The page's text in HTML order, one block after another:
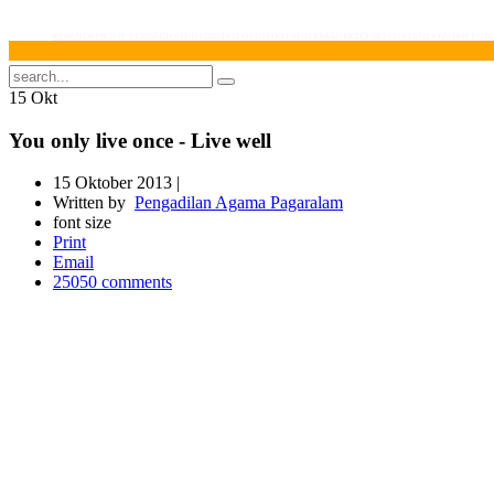
15 Okt
You only live once - Live well
15 Oktober 2013 |
Written by Pengadilan Agama Pagaralam
font size
Print
Email
25050 comments